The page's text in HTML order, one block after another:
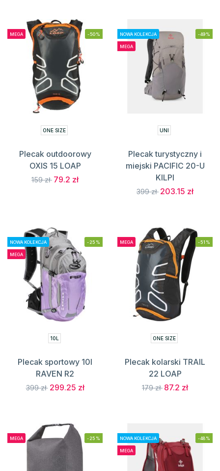
MEGA -50%
ONE SIZE
Plecak outdoorowy
OXIS 15 LOAP
159 zł 79.2 zł
NOWA KOLEKCJA
MEGA
-49%
UNI
Plecak turystyczny i
miejski PACIFIC 20-U
KILPI
399 zł 203.15 zł
NOWA KOLEKCJA
MEGA
-25%
10L
Plecak sportowy 10l
RAVEN R2
399 zł 299.25 zł
MEGA -51%
ONE SIZE
Plecak kolarski TRAIL
22 LOAP
179 zł 87.2 zł
MEGA -25% NOWA KOLEKCJA
MEGA
-48%